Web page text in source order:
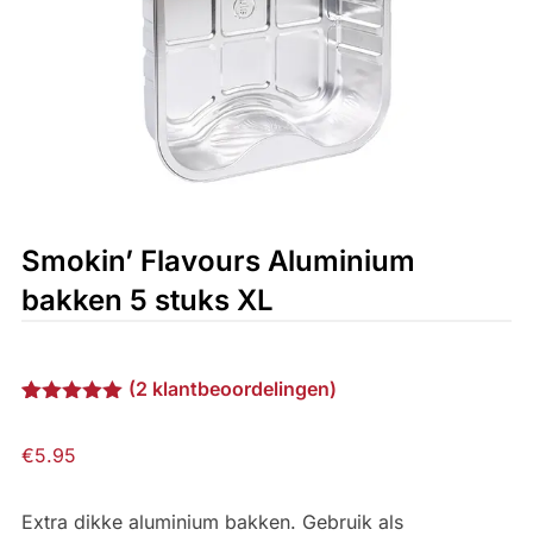
Smokin’ Flavours Aluminium
bakken 5 stuks XL
gebaseerd
(2 klantbeoordelingen)
€5.95
Extra dikke aluminium bakken. Gebruik als